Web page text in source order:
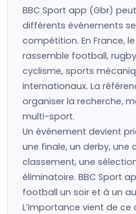
BBC Sport app (Gbr)
différents événements
compétition. En France,
rassemble football,
cyclisme, sports
internationaux. La
organiser la recherche,
multi-sport.
Un événement devient
une finale, un derby, une
classement, une
éliminatoire. BBC Sport
football un soir et à un
L’importance vient de ce